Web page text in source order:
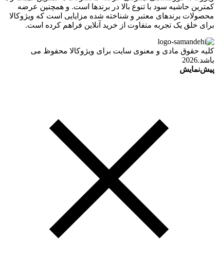
کمترین حاشیه سود با تنوع بالا در برندها است. و همچنین عرضه
محصولات برندهای معتبر و شناخته شده مزایایی است که ویژوکالا
برای خلق یک تجربه متفاوت از خرید آنلاین فراهم کرده است.
کلیه حقوق مادی و معنوی سایت برای ویژوکالا محفوظ می
باشد.2026
پیش‌نمایش